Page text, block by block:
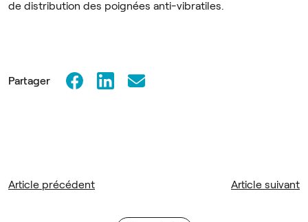
de distribution des poignées anti-vibratiles.
Partager
Article précédent Article suivant